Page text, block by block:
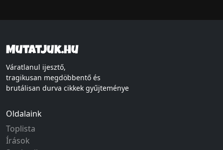
Mutatjuk.hu
Váratlanul ijesztő,
tragikusan megdöbbentő és
brutálisan durva cikkek gyűjteménye
Oldalaink
Toplista
Írások